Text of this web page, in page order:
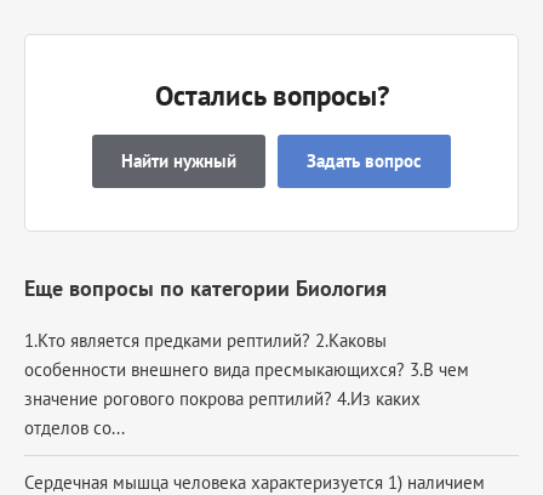
Остались вопросы?
Найти нужный Задать вопрос
Еще вопросы по категории Биология
1.Кто является предками рептилий? 2.Каковы
особенности внешнего вида пресмыкающихся? 3.В чем
значение рогового покрова рептилий? 4.Из каких
отделов со...
Сердечная мышца человека характеризуется 1) наличием